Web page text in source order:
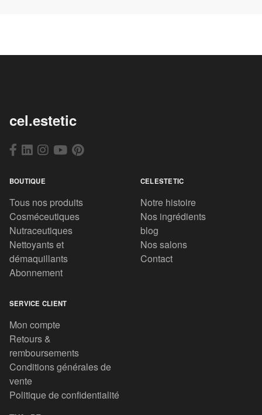
cel.estetic
BOUTIQUE
Tous nos produits
Cosméceutiques
Nutraceutiques
Nettoyants et
démaquillants
Abonnement
CELESTETIC
Notre histoire
Nos ingrédients
blog
Nos salons
Contact
SERVICE CLIENT
Mon compte
Retours &
remboursements
Conditions générales de
vente
Politique de confidentialité